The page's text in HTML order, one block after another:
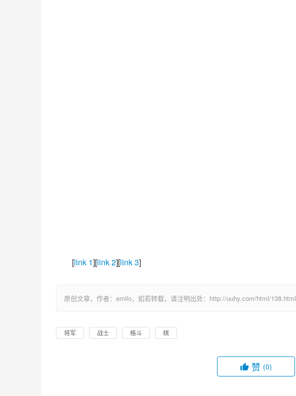
[link 1][link 2][link 3]
原创文章，作者：emilo，如若转载，请注明出处：http://uuhy.com/html/138.html
将军 战士 格斗 棋
赞 (0)